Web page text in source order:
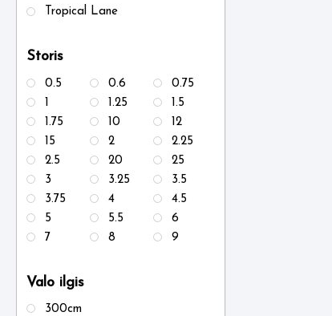
Tropical Lane
Storis
0.5 0.6
0.75
1
1.25
1.5
1.75
10
12
15
2
2.25
2.5
20
25
3
3.25
3.5
3.75
4
4.5
5
5.5
6
7
8 9
Valo ilgis
300cm